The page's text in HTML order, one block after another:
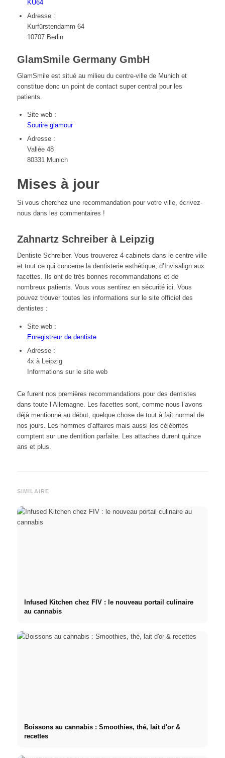
KU64
Adresse :
Kurfürstendamm 64
10707 Berlin
GlamSmile Germany GmbH
GlamSmile est situé au milieu du centre-ville de Munich et
constitue donc un point de contact super central pour les
patients.
Site web :
Sourire glamour
Adresse :
Vallée 48
80331 Munich
Mises à jour
Si vous cherchez une recommandation pour votre ville, écrivez-
nous dans les commentaires !
Zahnartz Schreiber à Leipzig
Dentiste Schreiber. Vous trouverez 4 cabinets dans le centre ville
et tout ce qui concerne la dentisterie esthétique, d’Invisalign aux
facettes. Ils ont de très bonnes recommandations et de
nombreux patients. Vous vous sentirez en sécurité ici. Vous
pouvez trouver toutes les informations sur le site officiel des
dentistes :
Site web :
Enregistreur de dentiste
Adresse :
4x à Leipzig
Informations sur le site web
Ce furent nos premières recommandations pour des dentistes
dans toute l’Allemagne. Les facettes sont, comme nous l’avons
déjà mentionné au début, quelque chose de tout à fait normal de
nos jours. Les hommes d’affaires mais aussi les célébrités
comptent sur une dentition parfaite. Les attaches durent quinze
ans et plus.
SIMILAIRE
Infused Kitchen chez FIV : le nouveau portail culinaire
au cannabis
Boissons au cannabis : Smoothies, thé, lait d'or &
recettes